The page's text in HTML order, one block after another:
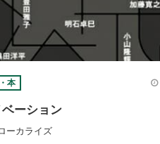
本
ーション
ーカライズ